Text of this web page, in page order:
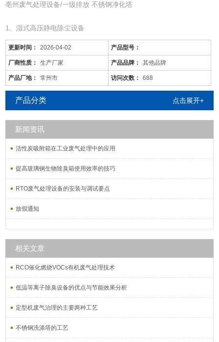
亳州废气处理设备/一级排放 不锈钢净化塔
1、湿式高压静电除尘设备
亳州/工厂废气处理设备/一级排放
是针对废气及粉尘的一款环保设备。它是利用电力将气体中的粉尘离
子分离出来的除尘设备。有性能稳定、除尘效果好等特点，需要经过
荷电、收集、清灰三个阶段，直流高压电使阴极线附近的空间气体电
离，粉尘等颗粒和点后在电场力作用下移动并沉积在集尘阳极表面
更新时间： 2026-04-02 产品型号：
厂商性质： 生产厂家 产品品牌： 其他品牌
产品厂地： 常州市 访问次数： 688
产品分类 点击展开+
新闻资讯
活性炭吸附箱在工业废气处理中的应用
提高玻璃钢生物除臭箱使用效率的技巧
RTO废气处理设备的安装与调试要点
放假通知
相关文章
RCO催化燃烧VOCs有机废气处理技术
低温等离子除臭设备的优点与节能效果分析
定型机废气治理的主要两种工艺
不锈钢洗涤塔的工艺